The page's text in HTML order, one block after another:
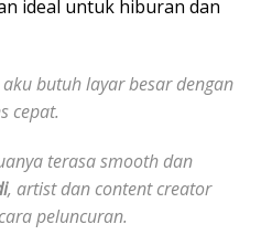
ideal untuk hiburan dan
butuh layar besar dengan
cepat.
terasa smooth dan
, artist dan content creator
peluncuran.